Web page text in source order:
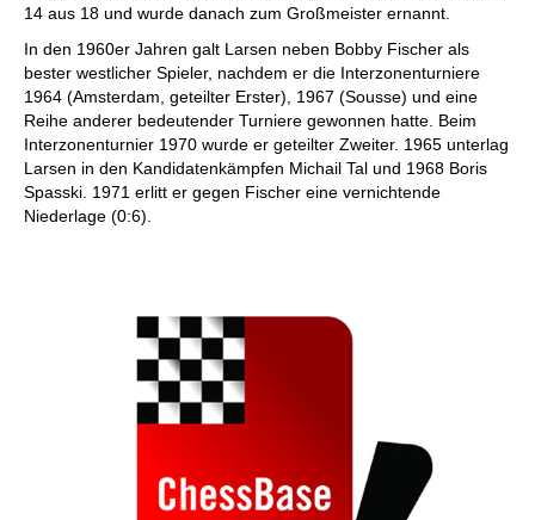
14 aus 18 und wurde danach zum Großmeister ernannt.
In den 1960er Jahren galt Larsen neben Bobby Fischer als
bester westlicher Spieler, nachdem er die Interzonenturniere
1964 (Amsterdam, geteilter Erster), 1967 (Sousse) und eine
Reihe anderer bedeutender Turniere gewonnen hatte. Beim
Interzonenturnier 1970 wurde er geteilter Zweiter. 1965 unterlag
Larsen in den Kandidatenkämpfen Michail Tal und 1968 Boris
Spasski. 1971 erlitt er gegen Fischer eine vernichtende
Niederlage (0:6).